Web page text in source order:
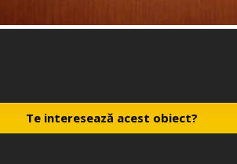
Te interesează acest obiect?